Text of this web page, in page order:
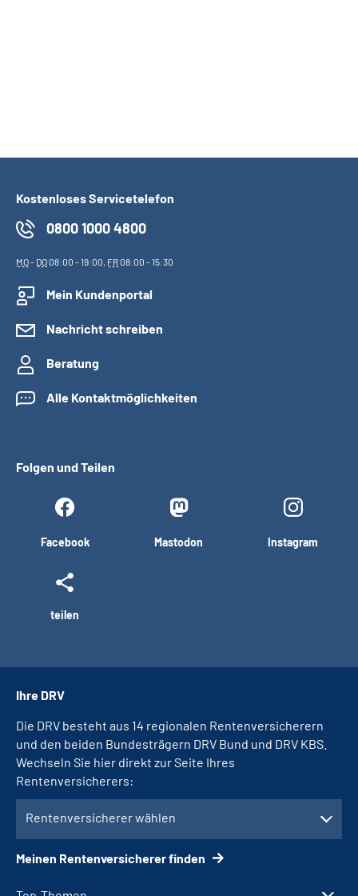
Kostenloses Servicetelefon
0800 1000 4800
MO- DO08:00 - 19:00, FR08:00 - 15:30
Mein Kundenportal
Nachricht schreiben
Beratung
Alle Kontaktmöglichkeiten
Folgen und Teilen
Facebook Mastodon Instagram
teilen
Ihre DRV
Die DRV besteht aus 14 regionalen Rentenversicherern
und den beiden Bundesträgern DRV Bund und DRV KBS.
Wechseln Sie hier direkt zur Seite Ihres
Rentenversicherers:
Rentenversicherer wählen
Meinen Rentenversicherer finden